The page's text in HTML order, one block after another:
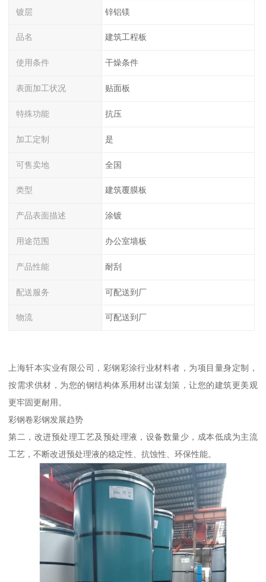
镀层 锌铝镁
品名 建筑工程板
使用条件 干燥条件
表面加工状况 贴面板
特殊功能 抗压
加工定制 是
可售卖地 全国
类型 建筑覆膜板
产品表面描述 涂镀
用途范围 办公室墙板
产品性能 耐刮
配送服务 可配送到厂
物流 可配送到厂
上海轩本实业有限公司，彩钢彩涂行业材料者，为项目量身定制，
按需求供材，为您的钢结构体系用材出谋划策，让您的建筑更美观
更牢固更耐用。
彩钢卷彩钢发展趋势
第二，改进预处理工艺及预处理液，设备数量少，成本低成为主流
工艺，不断改进预处理液的稳定性、抗蚀性、环保性能。